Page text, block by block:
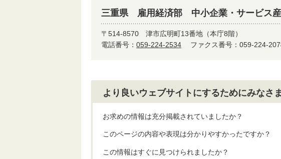
三重県 雇用経済部 中小企業・サービス
〒514-8570 津市広明町13番地（本庁8階）
電話番号： 059-224-2534 ファクス番号：059-224-
より良いウェブサイトにするためにみなさ
お求めの情報は充分掲載されていましたか？
このページの内容や表現は分かりやすかったですか？
この情報はすぐに見つけられましたか？